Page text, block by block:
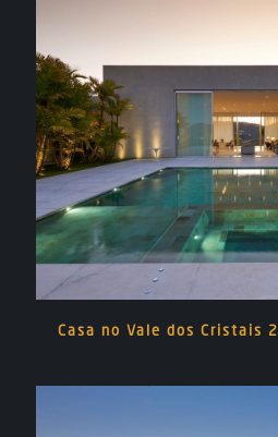
Casa no Vale dos Cristais 2